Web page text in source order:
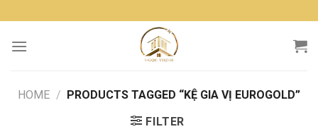
to
content
HOME / PRODUCTS TAGGED “KỆ GIA VỊ EUROGOLD”
FILTER